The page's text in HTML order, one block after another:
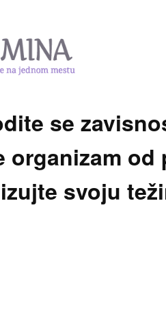
se
organizam od
svoju